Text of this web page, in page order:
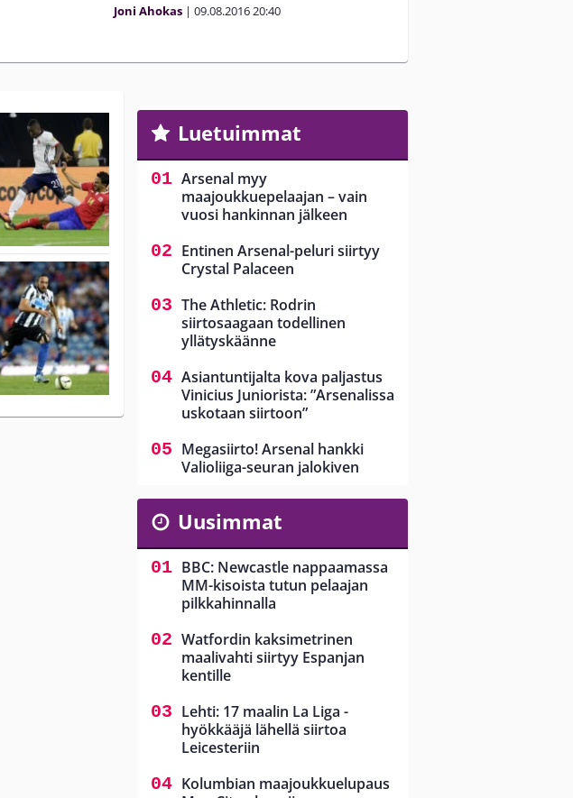
Joni Ahokas | 09.08.201620:40
Luetuimmat
Arsenal myy
maajoukkuepelaajan – vain
vuosi hankinnan jälkeen
Entinen Arsenal-peluri siirtyy
Crystal Palaceen
The Athletic: Rodrin
siirtosaagaan todellinen
yllätyskäänne
Asiantuntijalta kova paljastus
Vinicius Juniorista: ”Arsenalissa
uskotaan siirtoon”
Megasiirto! Arsenal hankki
Valioliiga-seuran jalokiven
Uusimmat
BBC: Newcastle nappaamassa
MM-kisoista tutun pelaajan
pilkkahinnalla
Watfordin kaksimetrinen
maalivahti siirtyy Espanjan
kentille
Lehti: 17 maalin La Liga -
hyökkääjä lähellä siirtoa
Leicesteriin
Kolumbian maajoukkuelupaus